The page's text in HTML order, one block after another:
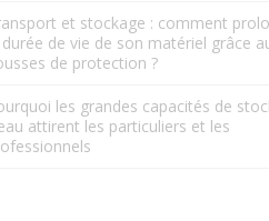
et stockage : comment
durée de vie de son matériel grâce
de protection ?
les grandes capacités de
attirent les particuliers et les